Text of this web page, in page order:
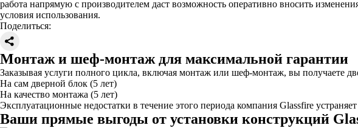
работа напрямую с производителем даст возможность оперативно вносить
условия использования.
Поделиться:
Монтаж и шеф-монтаж для максимальной гарантии
Заказывая услуги полного цикла, включая монтаж или шеф-монтаж, вы получаете
На сам дверной блок (5 лет)
На качество монтажа (5 лет)
Эксплуатационные недостатки в течение этого периода компания Glassfire устраняет
Ваши прямые выгоды от установки конструкций